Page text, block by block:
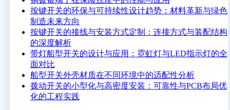
按键开关的环保与可持续性设计趋势：材料革新与绿色
制造未来方向
按键开关的接线与安装方式定制：连接方式与装配结构
的深度解析
带灯船型开关的设计与应用：霓虹灯与LED指示灯的全
面对比
船型开关外壳材质在不同环境中的适配性分析
拨动开关的小型化与高密度安装：可靠性与PCB布局优
化的工程实践